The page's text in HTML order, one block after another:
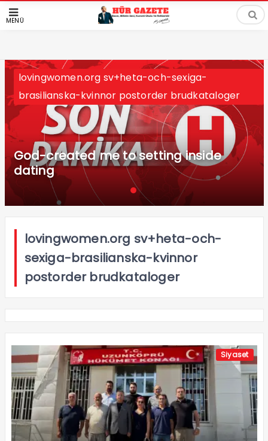
MENÜ
lovingwomen.org sv+heta-och-sexiga-
brasilianska-kvinnor postorder brudkataloger
God-created me to setting inside
dating
lovingwomen.org sv+heta-och-
sexiga-brasilianska-kvinnor
postorder brudkataloger
Siyaset